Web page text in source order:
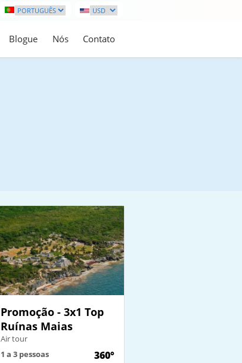
Blogue Nós Contato
Promoção - 3x1 Top
Ruínas Maias
Air tour
1 a 3 pessoas
360°